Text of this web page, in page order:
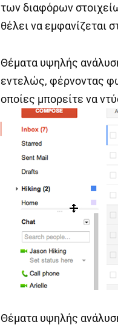
των διαφόρων
θέλει να εμφανίζεται
Θέματα υψηλής
εντελώς, φέρνοντας
οποίες μπορείτε να
Θέματα υψηλής